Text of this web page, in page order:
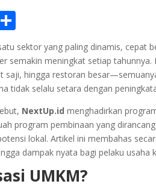
h
ar
e
sektor yang paling dinamis, cepat
semakin meningkat setiap
saji, hingga restoran
tidak selalu setara dengan
NextUp.id menghadirkan
program pembinaan yang
lokal. Artikel ini membahas
dampak nyata bagi pelaku usaha
UMKM?